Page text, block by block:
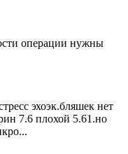
операции нужны
эхоэк.бляшек нет
7.6 плохой 5.61.но